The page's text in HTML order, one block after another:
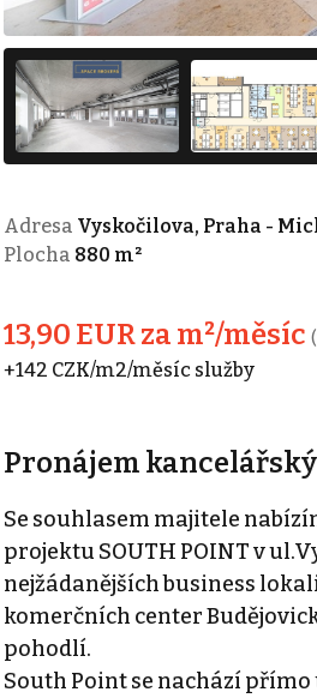
Adresa Vyskočilova, Praha -
Plocha 880 m²
13,90 EUR za m²/měsíc
+142 CZK/m2/měsíc služby
Pronájem
Se souhlasem majitele
projektu SOUTH POINT v
nejžádanějších business
komerčních center
pohodlí.
South Point se nachází